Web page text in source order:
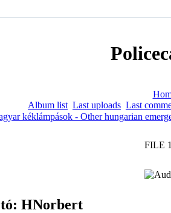
Album list Last uploads Last
kéklámpások - Other hungarian
FILE
HNorbert